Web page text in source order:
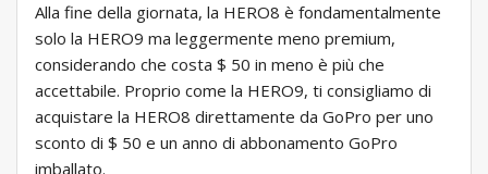
Alla fine della giornata, la HERO8 è fondamentalmente
solo la HERO9 ma leggermente meno premium,
considerando che costa $ 50 in meno è più che
accettabile. Proprio come la HERO9, ti consigliamo di
acquistare la HERO8 direttamente da GoPro per uno
sconto di $ 50 e un anno di abbonamento GoPro
imballato.